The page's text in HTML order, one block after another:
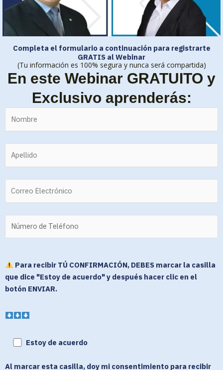
Completa el formulario a continuación para registrarte
GRATIS al Webinar
(Tu información es 100% segura y nunca será compartida)
En este Webinar GRATUITO y
Exclusivo aprenderás:
Para recibir TÚ CONFIRMACIÓN, DEBES marcar la casilla
que dice "Estoy de acuerdo" y después hacer clic en el
botón ENVIAR.
Estoy de acuerdo
Al marcar esta casilla, doy mi consentimiento para recibir